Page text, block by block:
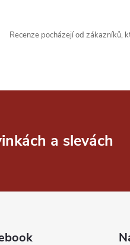
Recenze pocházejí od zákazníků,
a slevách